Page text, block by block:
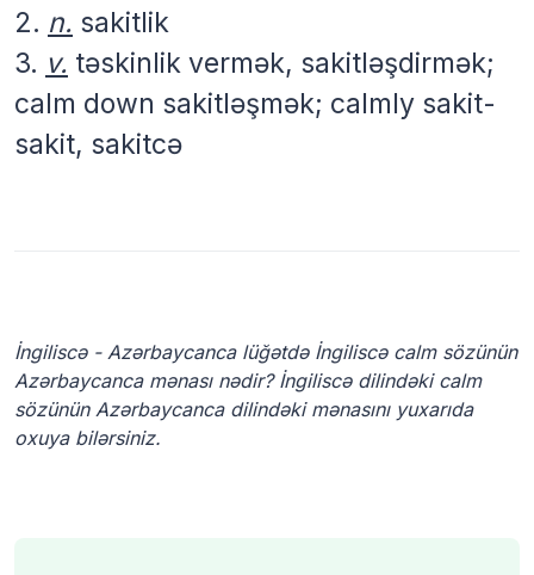
2. n. sakitlik
3. v. təskinlik vermək, sakitləşdirmək;
calm down sakitləşmək; calmly sakit-
sakit, sakitcə
İngiliscə - Azərbaycanca lüğətdə İngiliscə calm sözünün
Azərbaycanca mənası nədir? İngiliscə dilindəki calm
sözünün Azərbaycanca dilindəki mənasını yuxarıda
oxuya bilərsiniz.